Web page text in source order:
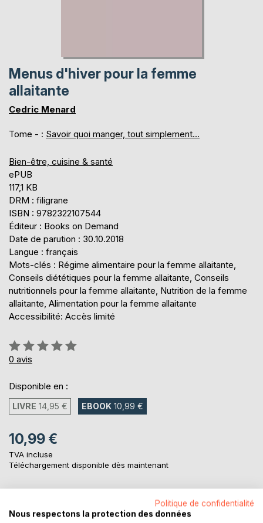
Menus d'hiver pour la femme
allaitante
Cedric Menard
Tome - : Savoir quoi manger, tout simplement...
Bien-être, cuisine & santé
ePUB
117,1 KB
DRM : filigrane
ISBN : 9782322107544
Éditeur : Books on Demand
Date de parution : 30.10.2018
Langue : français
Mots-clés : Régime alimentaire pour la femme allaitante,
Conseils diététiques pour la femme allaitante, Conseils
nutritionnels pour la femme allaitante, Nutrition de la femme
allaitante, Alimentation pour la femme allaitante
Accessibilité: Accès limité
Évaluation:
0%
0 avis
Disponible en :
LIVRE 14,95 € EBOOK 10,99 €
10,99 €
TVA incluse
Téléchargement disponible dès maintenant
AJOUTER AU PANIERPolitique de confidentialité
Nous respectons la protection des données